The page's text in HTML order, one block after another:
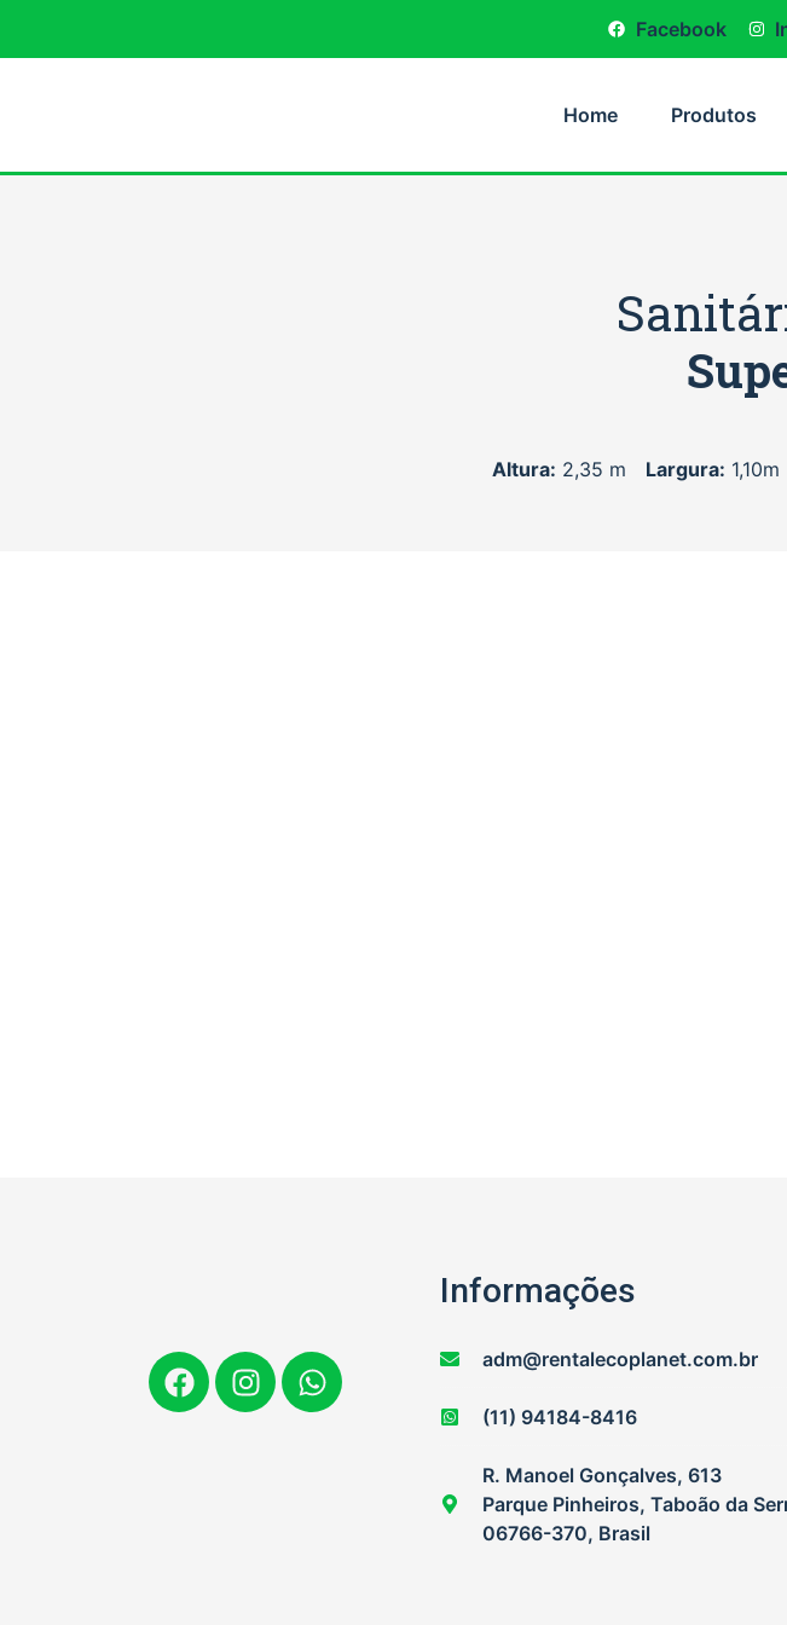
Facebook
Home Produtos
Altura: 2,35 m Largura: 1,10m
Informações
adm@rentalecoplanet.com.br
(11) 94184-8416
R. Manoel Gonçalves, 613
Parque Pinheiros, Taboão da
06766-370, Brasil